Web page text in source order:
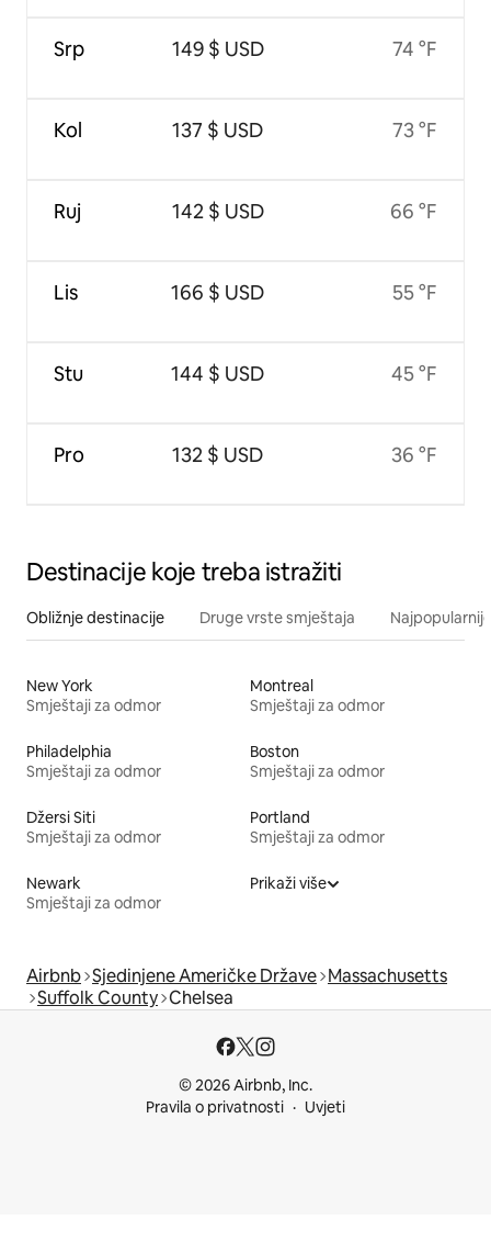
Srp
Kol
Ruj
Lis
Stu
Pro
149 $ USD
137 $ USD
142 $ USD
166 $ USD
144 $ USD
132 $ USD
74 °F
73 °F
66 °F
55 °F
45 °F
36 °F
Destinacije koje treba istražiti
Obližnje destinacije Druge vrste smještaja
New York
Smještaji za odmor
Montreal
Smještaji za odmor
Philadelphia
Smještaji za odmor
Boston
Smještaji za odmor
Džersi Siti
Smještaji za odmor
Portland
Smještaji za odmor
Newark
Smještaji za odmor
Prikaži više
Airbnb Sjedinjene Američke Države Massachusetts
Suffolk County Chelsea
© 2026 Airbnb, Inc.
Pravila o privatnosti
Uvjeti